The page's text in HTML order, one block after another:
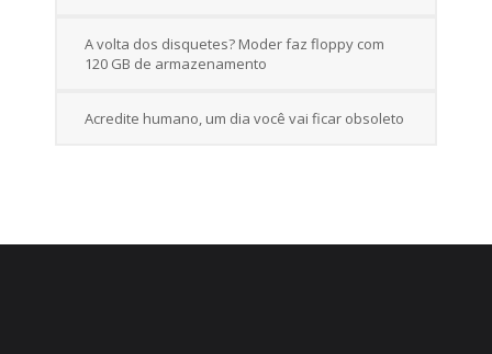
A volta dos disquetes? Moder faz floppy com
120 GB de armazenamento
Acredite humano, um dia você vai ficar obsoleto